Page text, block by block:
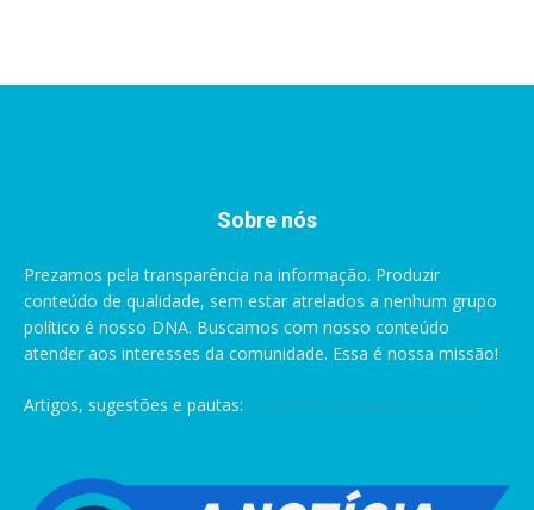
Sobre nós
Prezamos pela transparência na informação. Produzir
conteúdo de qualidade, sem estar atrelados a nenhum grupo
político é nosso DNA. Buscamos com nosso conteúdo
atender aos interesses da comunidade. Essa é nossa missão!
Artigos, sugestões e pautas: pauta@anoticiabrasilia.com.br